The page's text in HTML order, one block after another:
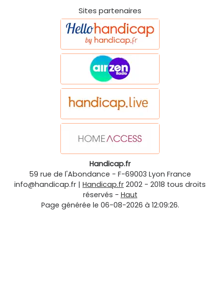
Sites partenaires
Handicap.fr
59 rue de l'Abondance - F-69003 Lyon France
info@handicap.fr | Handicap.fr 2002 - 2018 tous droits
réservés - Haut
Page générée le 06-08-2026 à 12:09:26.